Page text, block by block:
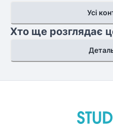
Усі
Хто ще розглядає